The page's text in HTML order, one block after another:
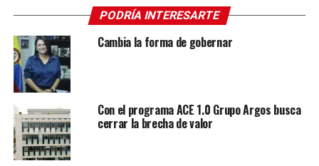
PODRÍA INTERESARTE
Cambia la forma de gobernar
Con el programa ACE 1.0 Grupo Argos busca
cerrar la brecha de valor